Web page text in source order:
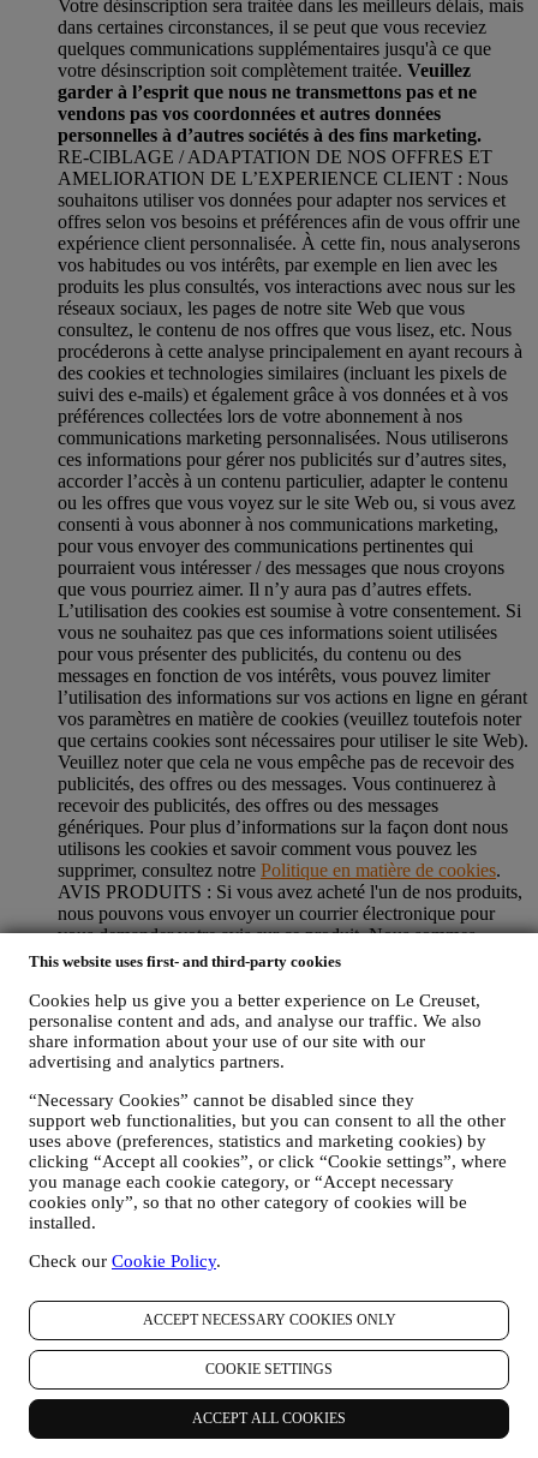
This website uses first- and third-party cookies
Cookies help us give you a better experience on Le Creuset,
personalise content and ads, and analyse our traffic. We also
share information about your use of our site with our
advertising and analytics partners.
“Necessary Cookies” cannot be disabled since they
support web functionalities, but you can consent to all the other
uses above (preferences, statistics and marketing cookies) by
clicking “Accept all cookies”, or click “Cookie settings”, where
you manage each cookie category, or “Accept necessary
cookies only”, so that no other category of cookies will be
installed.
Check our Cookie Policy.
ACCEPT NECESSARY COOKIES ONLY
COOKIE SETTINGS
ACCEPT ALL COOKIES
Votre désinscription sera traitée dans les meilleurs délais, mais
dans certaines circonstances, il se peut que vous receviez
quelques communications supplémentaires jusqu'à ce que
votre désinscription soit complètement traitée. Veuillez
garder à l’esprit que nous ne transmettons pas et ne
vendons pas vos coordonnées et autres données
personnelles à d’autres sociétés à des fins marketing.
RE-CIBLAGE / ADAPTATION DE NOS OFFRES ET
AMELIORATION DE L’EXPERIENCE CLIENT : Nous
souhaitons utiliser vos données pour adapter nos services et
offres selon vos besoins et préférences afin de vous offrir une
expérience client personnalisée. À cette fin, nous analyserons
vos habitudes ou vos intérêts, par exemple en lien avec les
produits les plus consultés, vos interactions avec nous sur les
réseaux sociaux, les pages de notre site Web que vous
consultez, le contenu de nos offres que vous lisez, etc. Nous
procéderons à cette analyse principalement en ayant recours à
des cookies et technologies similaires (incluant les pixels de
suivi des e-mails) et également grâce à vos données et à vos
préférences collectées lors de votre abonnement à nos
communications marketing personnalisées. Nous utiliserons
ces informations pour gérer nos publicités sur d’autres sites,
accorder l’accès à un contenu particulier, adapter le contenu
ou les offres que vous voyez sur le site Web ou, si vous avez
consenti à vous abonner à nos communications marketing,
pour vous envoyer des communications pertinentes qui
pourraient vous intéresser / des messages que nous croyons
que vous pourriez aimer. Il n’y aura pas d’autres effets.
L’utilisation des cookies est soumise à votre consentement. Si
vous ne souhaitez pas que ces informations soient utilisées
pour vous présenter des publicités, du contenu ou des
messages en fonction de vos intérêts, vous pouvez limiter
l’utilisation des informations sur vos actions en ligne en gérant
vos paramètres en matière de cookies (veuillez toutefois noter
que certains cookies sont nécessaires pour utiliser le site Web).
Veuillez noter que cela ne vous empêche pas de recevoir des
publicités, des offres ou des messages. Vous continuerez à
recevoir des publicités, des offres ou des messages
génériques. Pour plus d’informations sur la façon dont nous
utilisons les cookies et savoir comment vous pouvez les
supprimer, consultez notre Politique en matière de cookies.
AVIS PRODUITS : Si vous avez acheté l'un de nos produits,
nous pouvons vous envoyer un courrier électronique pour
vous demander votre avis sur ce produit. Nous sommes
intéressés par les commentaires de nos clients (s'ils souhaitent
nos produits et services. À la fin du processus d'achat, nous
pouvons également vous inviter à rédiger votre avis sur le
produit. L'avis n'est pas obligatoire, et vous êtes libre de le
donner ou non.
physiques utilisent WhatsApp Business avec les clients qui en
font la demande, uniquement pour fournir une assistance et
envoyer des informations sur nos produits. Ce canal n'est pas
destiné à la vente de nos produits. Aucune donnée de carte de
crédit ou autre information sensible ne sera demandée via
WhatsApp. Vous pouvez en savoir plus sur les conditions et
vos données surhttps://www.whatsapp.com/legal/privacy-
protection des données, y compris de révocation et
d'effacement des données, en contactant votre magasin ou
envoyant un courrier électronique à l’adresse
privacy@lecreuset.com. La conservation des données par
WhatsApp est couverte par la politique de confidentialité de
l'application ; Le Creuset supprimera ces informations après 1